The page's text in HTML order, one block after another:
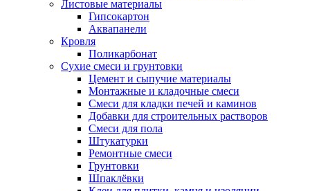
Листовые материалы
Гипсокартон
Аквапанели
Кровля
Поликарбонат
Сухие смеси и грунтовки
Цемент и сыпучие материалы
Монтажные и кладочные смеси
Смеси для кладки печей и каминов
Добавки для строительных растворов
Смеси для пола
Штукатурки
Ремонтные смеси
Грунтовки
Шпаклёвки